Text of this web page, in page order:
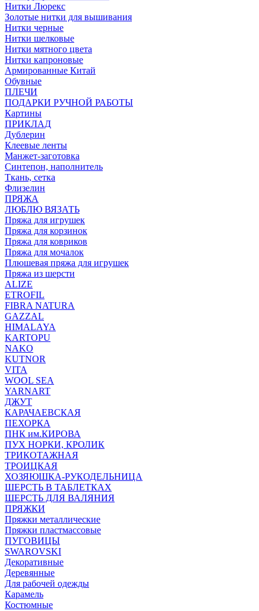
Нитки Люрекс
Золотые нитки для вышивания
Нитки черные
Нитки шелковые
Нитки мятного цвета
Нитки капроновые
Армированные Китай
Обувные
ПЛЕЧИ
ПОДАРКИ РУЧНОЙ РАБОТЫ
Картины
ПРИКЛАД
Дублерин
Клеевые ленты
Манжет-заготовка
Синтепон, наполнитель
Ткань, сетка
Флизелин
ПРЯЖА
ЛЮБЛЮ ВЯЗАТЬ
Пряжа для игрушек
Пряжа для корзинок
Пряжа для ковриков
Пряжа для мочалок
Плюшевая пряжа для игрушек
Пряжа из шерсти
ALIZE
ETROFIL
FIBRA NATURA
GAZZAL
HIMALAYA
KARTOPU
NAKO
KUTNOR
VITA
WOOL SEA
YARNART
ДЖУТ
КАРАЧАЕВСКАЯ
ПЕХОРКА
ПНК им.КИРОВА
ПУХ НОРКИ, КРОЛИК
ТРИКОТАЖНАЯ
ТРОИЦКАЯ
ХОЗЯЮШКА-РУКОДЕЛЬНИЦА
ШЕРСТЬ В ТАБЛЕТКАХ
ШЕРСТЬ ДЛЯ ВАЛЯНИЯ
ПРЯЖКИ
Пряжки металлические
Пряжки пластмассовые
ПУГОВИЦЫ
SWAROVSKI
Декоративные
Деревянные
Для рабочей одежды
Карамель
Костюмные